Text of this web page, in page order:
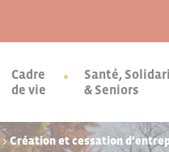
Cadre
de vie
Santé,
& Seniors
>Création et cessation